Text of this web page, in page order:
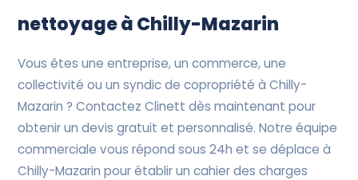
nettoyage à Chilly-Mazarin
Vous êtes une entreprise, un commerce, une
collectivité ou un syndic de copropriété à Chilly-
Mazarin ? Contactez Clinett dès maintenant pour
obtenir un devis gratuit et personnalisé. Notre équipe
commerciale vous répond sous 24h et se déplace à
Chilly-Mazarin pour établir un cahier des charges